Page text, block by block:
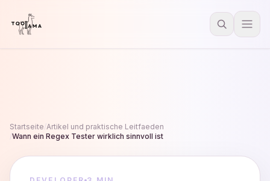
Startseite Artikel und praktische Leitfaeden
Wann ein Regex Tester wirklich sinnvoll ist